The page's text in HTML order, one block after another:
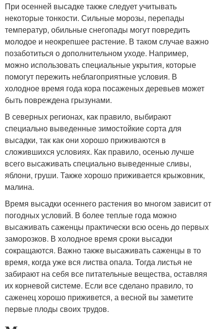
При осенней высадке также следует учитывать
некоторые тонкости. Сильные морозы, перепады
температур, обильные снегопады могут повредить
молодое и неокрепшее растение. В таком случае важно
позаботиться о дополнительном уходе. Например,
можно использовать специальные укрытия, которые
помогут пережить неблагоприятные условия. В
холодное время года кора посаженых деревьев может
быть повреждена грызунами.
В северных регионах, как правило, выбирают
специально выведенные зимостойкие сорта для
высадки, так как они хорошо приживаются в
сложившихся условиях. Как правило, осенью лучше
всего высаживать специально выведенные сливы,
яблони, груши. Также хорошо приживается крыжовник,
малина.
Время высадки осеннего растения во многом зависит от
погодных условий. В более теплые года можно
высаживать саженцы практически всю осень до первых
заморозков. В холодное время сроки высадки
сокращаются. Важно также высаживать саженцы в то
время, когда уже вся листва опала. Тогда листья не
забирают на себя все питательные вещества, оставляя
их корневой системе. Если все сделано правило, то
саженец хорошо приживется, а весной вы заметите
первые плоды своих трудов.